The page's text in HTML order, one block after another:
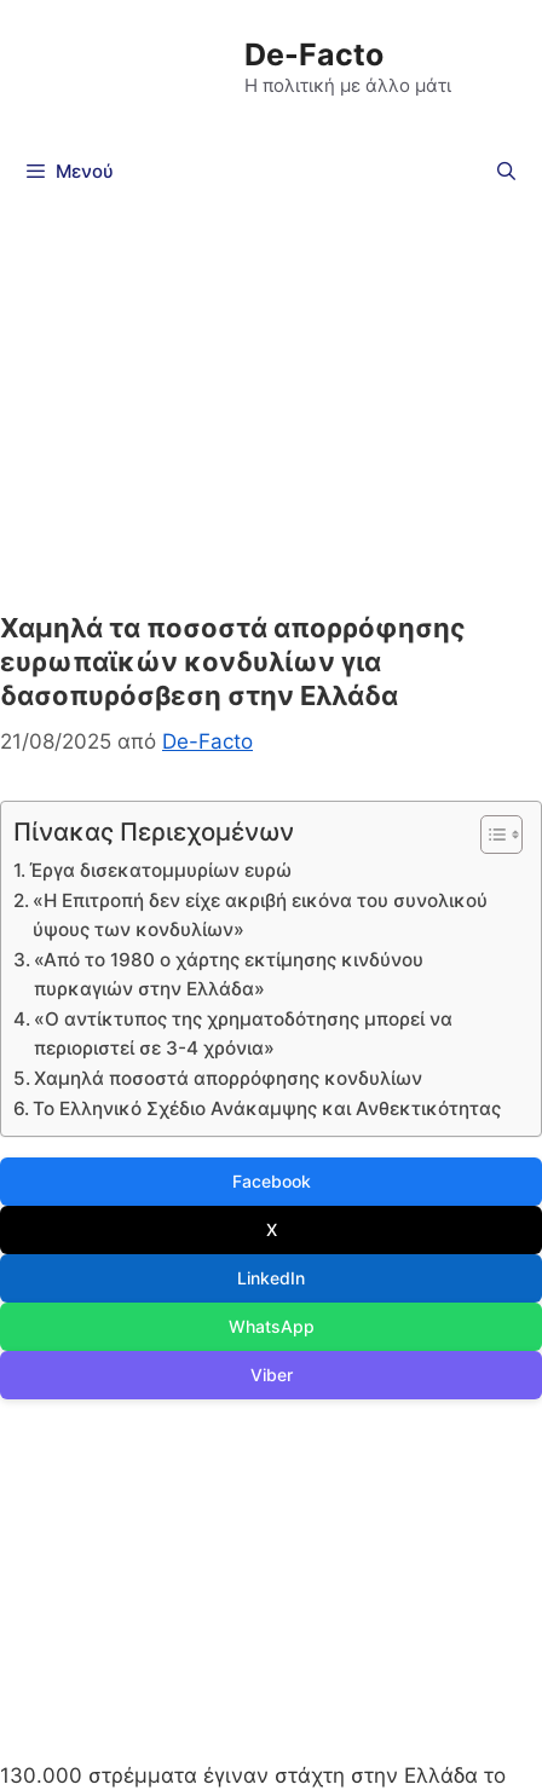
De-Facto
Η πολιτική με άλλο μάτι
Μενού
Χαμηλά τα ποσοστά απορρόφησης
ευρωπαϊκών κονδυλίων για
δασοπυρόσβεση στην Ελλάδα
21/08/2025 από De-Facto
Πίνακας Περιεχομένων
Έργα δισεκατομμυρίων ευρώ
«Η Επιτροπή δεν είχε ακριβή εικόνα του συνολικού
ύψους των κονδυλίων»
«Από το 1980 ο χάρτης εκτίμησης κινδύνου
πυρκαγιών στην Ελλάδα»
«Ο αντίκτυπος της χρηματοδότησης μπορεί να
περιοριστεί σε 3-4 χρόνια»
Χαμηλά ποσοστά απορρόφησης κονδυλίων
Το Ελληνικό Σχέδιο Ανάκαμψης και Ανθεκτικότητας
Facebook
X
LinkedIn
WhatsApp
Viber
130.000 στρέμματα έγιναν στάχτη στην Ελλάδα το